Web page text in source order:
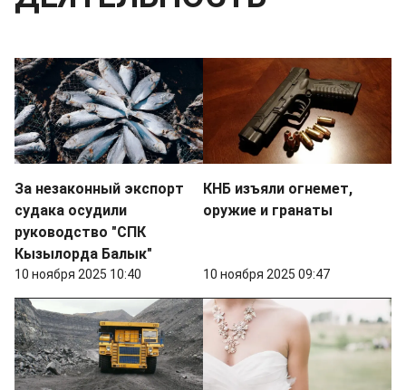
За незаконный экспорт
судака осудили
руководство "СПК
Кызылорда Балык"
10 ноября 2025 10:40
КНБ изъяли огнемет,
оружие и гранаты
10 ноября 2025 09:47